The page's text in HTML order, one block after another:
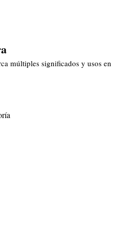
múltiples significados y usos en